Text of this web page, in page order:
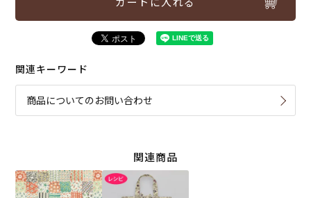
関連キーワード
商品についてのお問い合わせ
関連商品